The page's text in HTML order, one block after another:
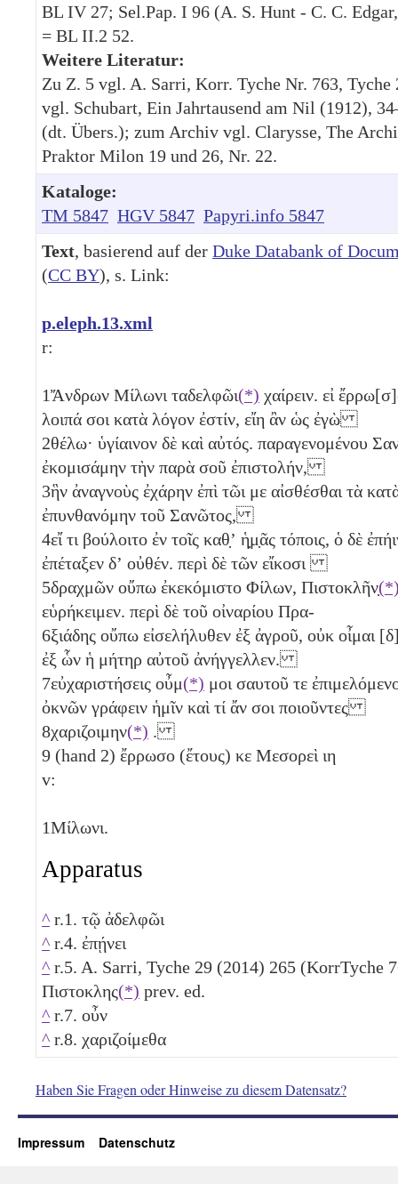
BL IV 27; Sel.Pap. I 96 (A. S. Hunt - C. C.
= BL II.2 52.
Weitere Literatur:
Zu Z. 5 vgl. A. Sarri, Korr. Tyche Nr. 763, Tyche
vgl. Schubart, Ein Jahrtausend am Nil (1912),
(dt. Übers.); zum Archiv vgl. Clarysse, The
Praktor Milon 19 und 26, Nr. 22.
Kataloge:
TM 5847 HGV 5847 Papyri.info 5847
Text, basierend auf der Duke Databank of
(CC BY), s. Link:
p.eleph.13.xml
r:
1Ἄνδρων Μίλωνι ταδελφῶι(*) χαίρειν. εἰ
λοιπά σοι κατὰ λόγον ἐστίν, εἴη ἂν ὡς ἐγὼ
2θέλω· ὑγίαινον δὲ καὶ αὐτός. παραγενομένου
ἐκομισάμην τὴν παρὰ σοῦ ἐπιστολήν,
3ἣν ἀναγνοὺς ἐχάρην ἐπὶ τῶι με αἰσθέσθαι τὰ
ἐπυνθανόμην τοῦ Σανῶτος,
4εἴ τι βούλοιτο ἐν τοῖς καθ̣ʼ ἡ̣μ̣ᾶς τόποις, ὁ δὲ
ἐπέταξεν δʼ οὐθέν. περὶ δὲ τῶν εἴκοσι
5δραχμῶν οὔπω ἐκεκόμιστο Φίλων, Πιστοκλῆν̣
εὑρήκειμεν. περὶ δὲ τοῦ οἰναρίου Πρα-
6ξιάδης οὔπω εἰσελήλυθεν ἐξ ἀγροῦ, οὐκ οἶμαι
ἐξ ὧν ἡ μήτηρ αὐτοῦ ἀνήγγελλεν.
7εὐχαριστήσεις οὖμ(*) μοι σαυτοῦ τε
ὀκνῶν γράφειν ἡμῖν καὶ τί ἄν σοι ποιοῦντες
8χαριζοιμην(*) .
9 (hand 2) ἔρρωσο (ἔτους) κε Μεσορεὶ ιη
v:
1Μίλωνι.
Apparatus
^ r.1. τῷ ἀδελφῶι
^ r.4. ἐπῄνει
^ r.5. A. Sarri, Tyche 29 (2014) 265 (KorrTyche
Πιστοκλης(*) prev. ed.
^ r.7. οὖν
^ r.8. χαριζοίμεθα
Haben Sie Fragen oder Hinweise zu diesem Datensatz?
Impressum Datenschutz